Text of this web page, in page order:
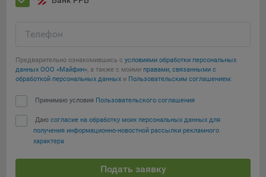
16. Пользователь всегда может направить сообщение с
файлов сookie, на электронную почту Общества:
Аналитические Cookie
определять предпочтения пользователей Сайта, в том
числе наиболее и наименее популярные страницы и
принимать меры по совершенствованию работы Сайта
исходя из предпочтений пользователей
Статистические куки позволяют определять предпочтения
Телефон
Предварительно ознакомившись с условиями обработки персональных
данных ООО «Майфин», а также с моими правами, связанными с
обработкой персональных данных и Пользовательским соглашением:
Принимаю условия Пользовательского соглашения
Даю согласие на обработку моих персональных данных для
получения информационно-новостной рассылки рекламного
характера
Подать заявку